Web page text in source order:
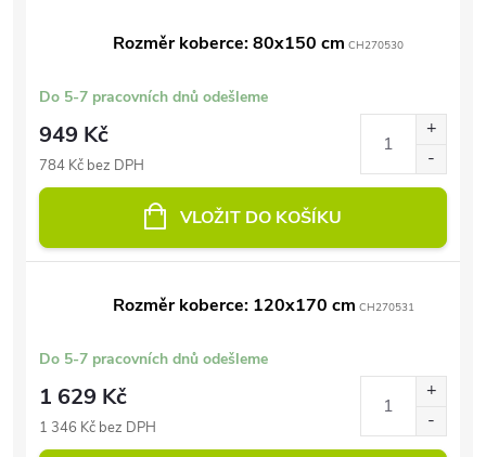
Rozměr koberce: 80x150 cm CH270530
Do 5-7 pracovních dnů odešleme
949 Kč
784 Kč bez DPH
VLOŽIT DO KOŠÍKU
Rozměr koberce: 120x170 cm CH270531
Do 5-7 pracovních dnů odešleme
1 629 Kč
1 346 Kč bez DPH